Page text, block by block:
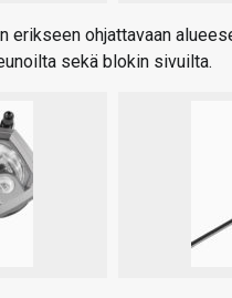
erikseen ohjattavaan
sekä blokin sivuilta.